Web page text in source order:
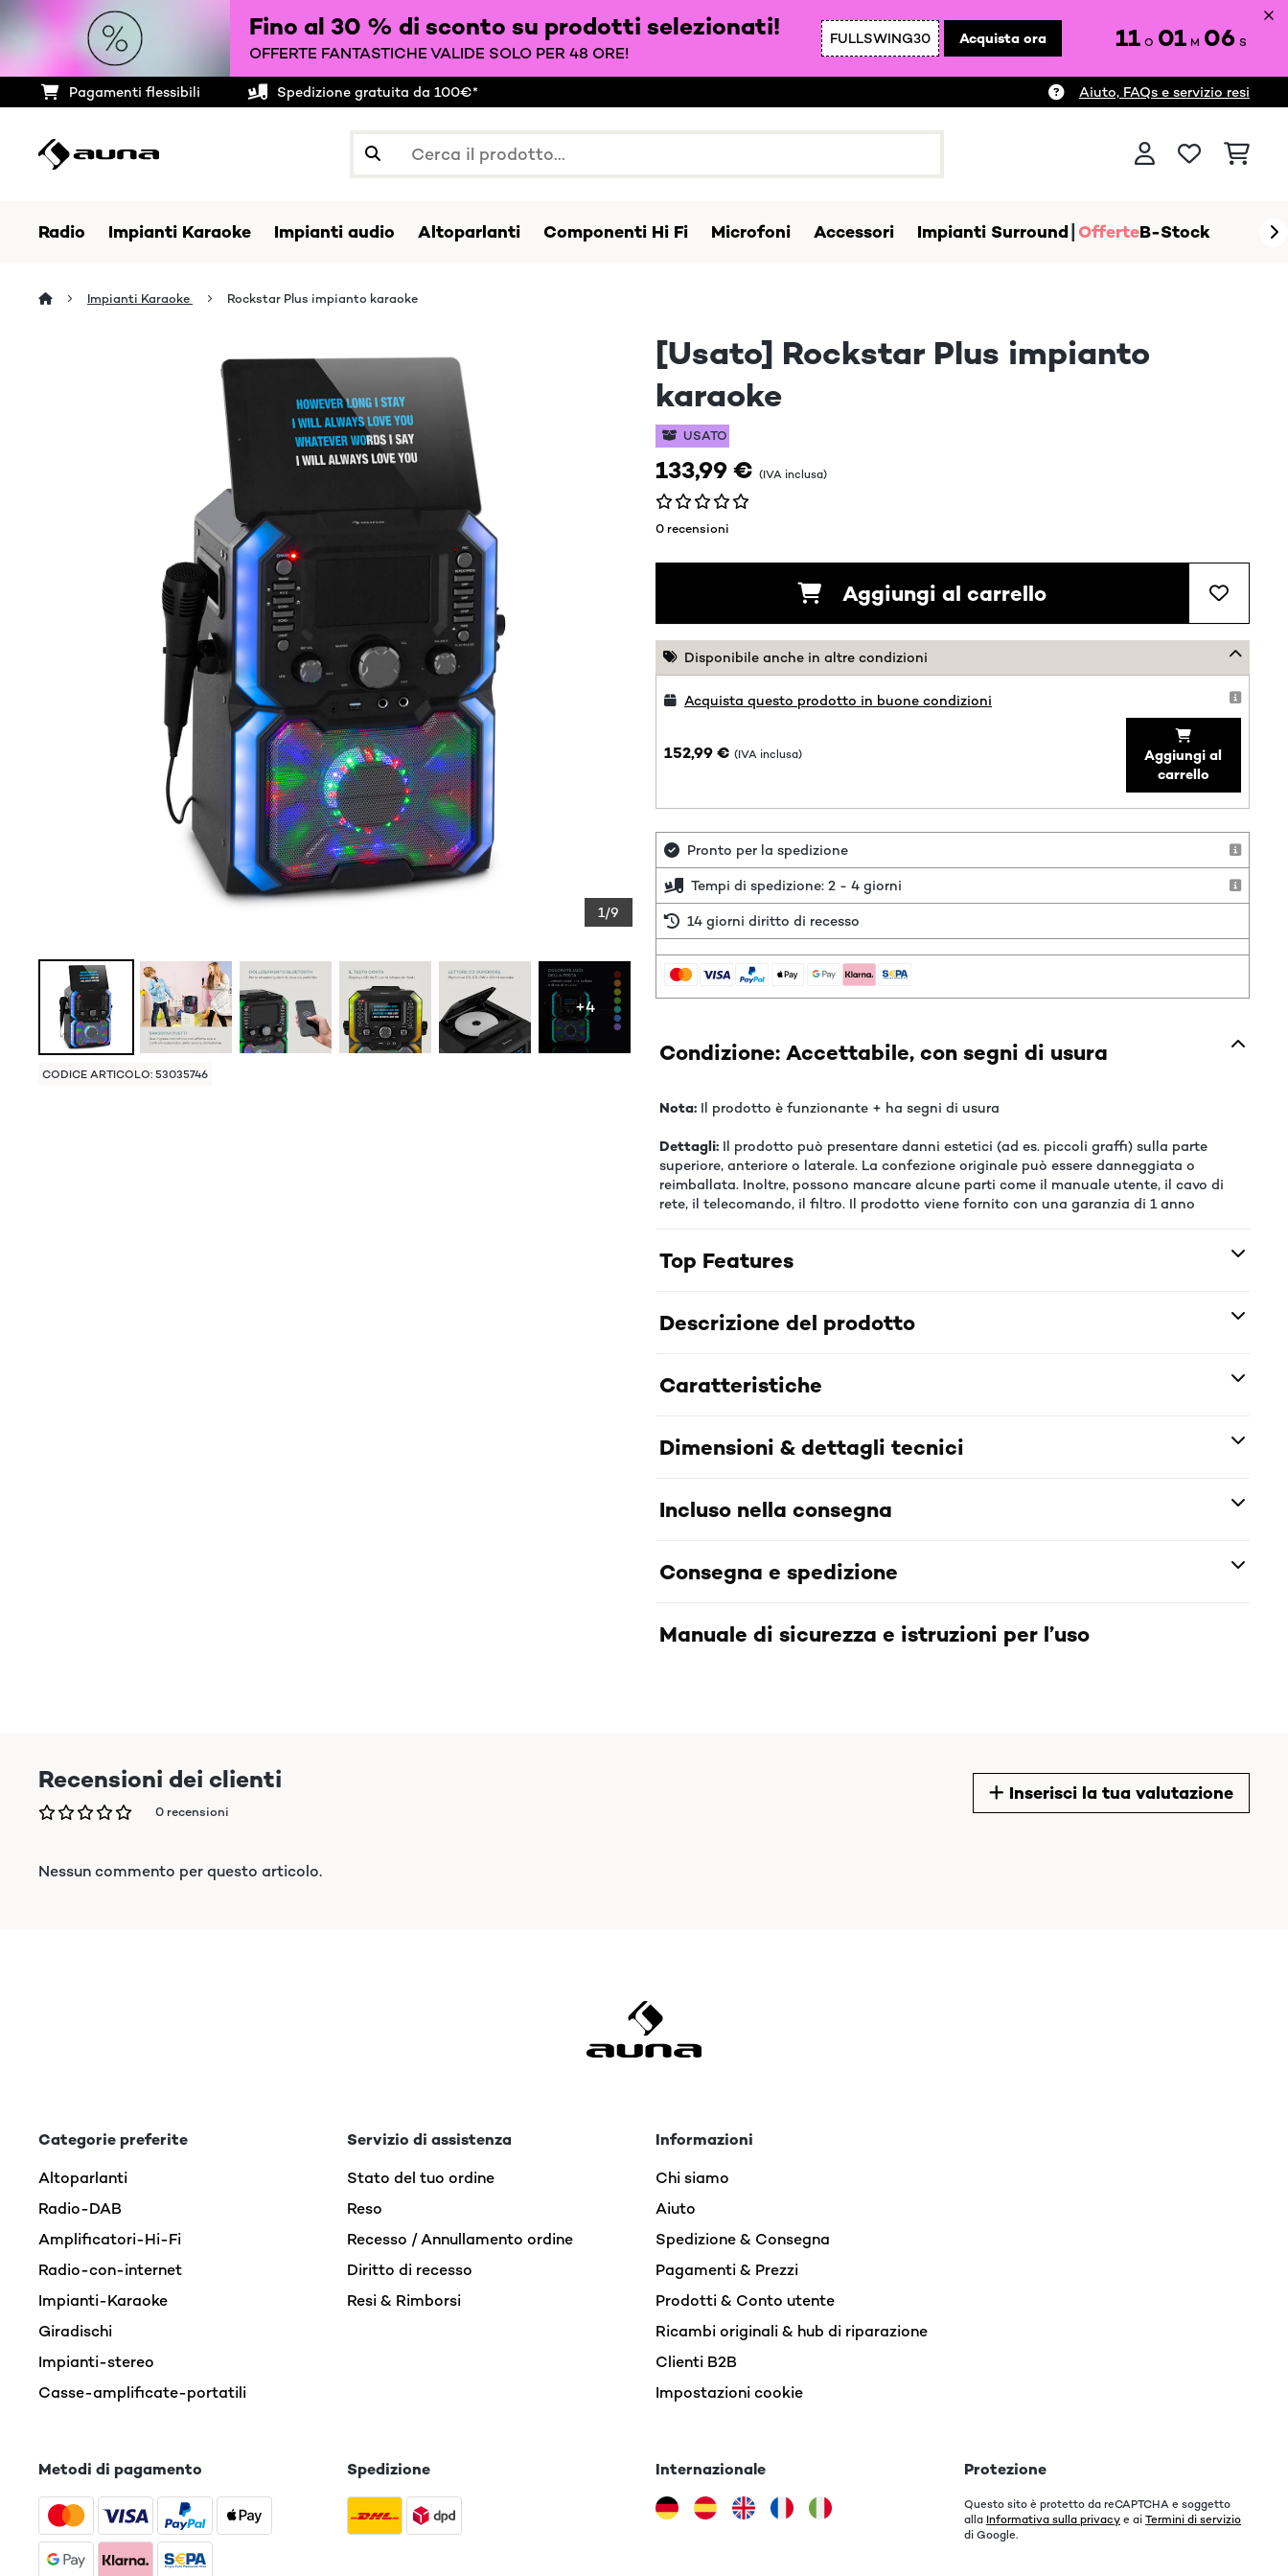
Fino al 30 % di sconto su prodotti selezionati!
OFFERTE FANTASTICHE VALIDE SOLO PER 48 ORE!
FULLSWING30 Acquista ora 11 O 01 M 04 S
Pagamenti flessibili Spedizione gratuita da 100€* Aiuto, FAQs e servizio resi
Radio Impianti Karaoke Impianti audio Altoparlanti Componenti Hi Fi Microfoni Accessori Impianti Surround OfferteB-Stock
Impianti Karaoke Rockstar Plus impianto karaoke
1/9
+4
CODICE ARTICOLO: 53035746
[Usato] Rockstar Plus impianto
karaoke
USATO
133,99 € (IVA inclusa)
0 recensioni
Aggiungi al carrello
Disponibile anche in altre condizioni
Acquista questo prodotto in buone condizioni
152,99 € (IVA inclusa)
Aggiungi al
carrello
Pronto per la spedizione
Tempi di spedizione: 2 - 4 giorni
14 giorni diritto di recesso
Condizione: Accettabile, con segni di usura
Nota: Il prodotto è funzionante + ha segni di usura
Dettagli: Il prodotto può presentare danni estetici (ad es. piccoli graffi) sulla parte
superiore, anteriore o laterale. La confezione originale può essere danneggiata o
reimballata. Inoltre, possono mancare alcune parti come il manuale utente, il cavo di
rete, il telecomando, il filtro. Il prodotto viene fornito con una garanzia di 1 anno
Top Features
Descrizione del prodotto
Caratteristiche
Dimensioni & dettagli tecnici
Incluso nella consegna
Consegna e spedizione
Manuale di sicurezza e istruzioni per l’uso
Recensioni dei clienti
0 recensioni
Inserisci la tua valutazione
Nessun commento per questo articolo.
Categorie preferite
Altoparlanti
Radio-DAB
Amplificatori-Hi-Fi
Radio-con-internet
Impianti-Karaoke
Giradischi
Impianti-stereo
Casse-amplificate-portatili
Servizio di assistenza
Stato del tuo ordine
Reso
Recesso / Annullamento ordine
Diritto di recesso
Resi & Rimborsi
Informazioni
Chi siamo
Aiuto
Spedizione & Consegna
Pagamenti & Prezzi
Prodotti & Conto utente
Ricambi originali & hub di riparazione
Clienti B2B
Impostazioni cookie
Metodi di pagamento Spedizione Internazionale Protezione
Questo sito è protetto da reCAPTCHA e soggetto
alla Informativa sulla privacy e ai Termini di servizio
di Google.